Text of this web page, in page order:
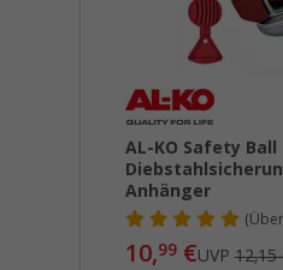
AL-KO Safety Ball
Anhänger
(Über
10,99€UVP 12,15